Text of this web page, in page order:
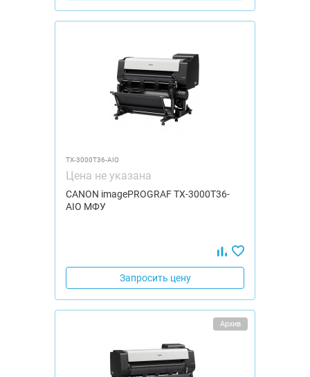
TX-3000Т36-AIO
Цена не указана
CANON imagePROGRAF TX-3000Т36-
AIO МФУ
Запросить цену
Архив